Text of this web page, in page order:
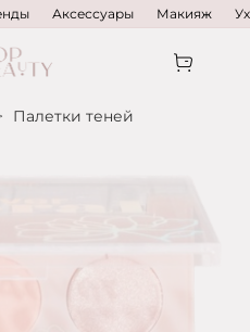
Аксессуары Макияж
Палетки теней